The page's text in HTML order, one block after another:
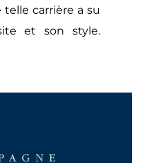
carrière a su
et son style.